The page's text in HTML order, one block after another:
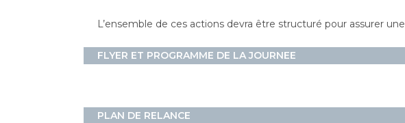
L’ensemble de ces actions devra être structuré pour assurer
FLYER ET PROGRAMME DE LA JOURNEE
PLAN DE RELANCE